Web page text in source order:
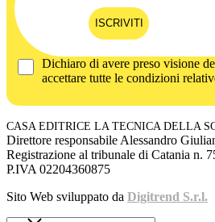
ISCRIVITI
Dichiaro di avere preso visione
accettare tutte le condizioni
CASA EDITRICE LA TECNICA DELLA
Direttore responsabile Alessandro
Registrazione al tribunale di Catania n.
P.IVA 02204360875
Sito Web sviluppato da Digitrend S.r.l.